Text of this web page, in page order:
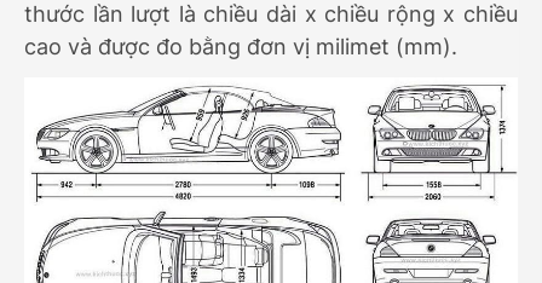
thước lần lượt là chiều dài x chiều rộng x chiều
cao và được đo bằng đơn vị milimet (mm).